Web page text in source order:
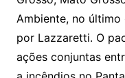
Ambiente, no
por Lazzaretti. O
ações conjuntas